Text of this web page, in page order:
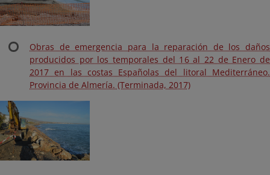
Obras de emergencia para la reparación de los daños
producidos por los temporales del 16 al 22 de Enero de
2017 en las costas Españolas del litoral Mediterráneo.
Provincia de Almería. (Terminada, 2017)